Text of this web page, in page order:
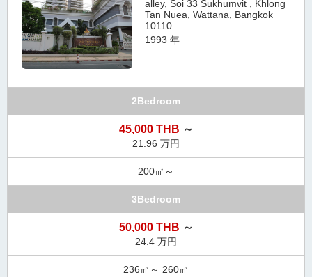
alley, Soi 33 Sukhumvit , Khlong
Tan Nuea, Wattana, Bangkok
10110
1993 年
2Bedroom
45,000 THB ～
21.96 万円
200㎡～
3Bedroom
50,000 THB ～
24.4 万円
236㎡～ 260㎡